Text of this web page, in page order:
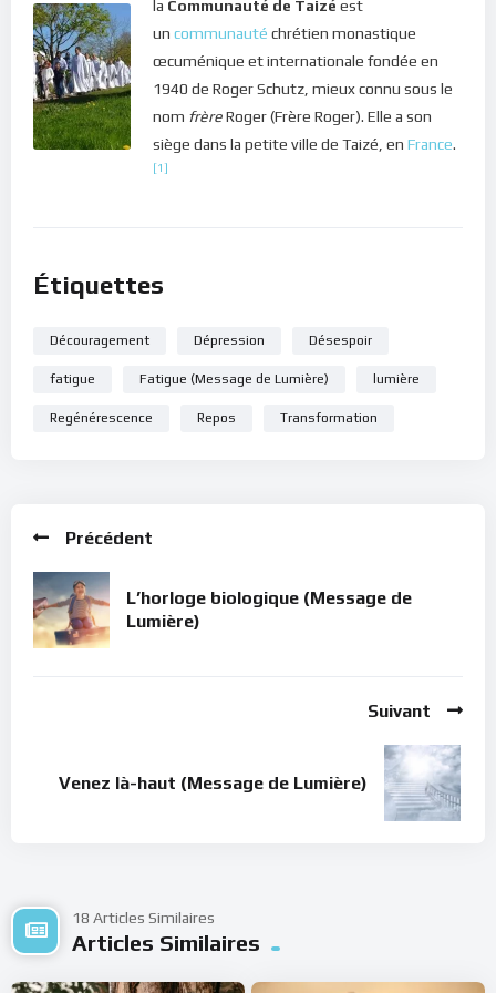
apprendre à te détacher du but, de la destination, des
attentes afin de te centrer sur l’essentiel : l’instant présent.
C’est ici et maintenant que tu trouveras les ressources
nécessaires pour ton voyage. Si tu es fatigué, assoiffé ou
affamé, c’est là, dans le moment présent, que tu pourras te
désaltérer et te laisser transformer par la lumière véritable !
la Communauté de Taizé est
un communauté chrétien monastique
œcuménique et internationale fondée en
1940 de Roger Schutz, mieux connu sous le
nom frèreRoger (Frère Roger). Elle a son
siège dans la petite ville de Taizé, en France.
[1]
Étiquettes
Découragement Dépression Désespoir
fatigue Fatigue (Message de Lumière) lumière
Regénérescence Repos Transformation
Précédent
L’horloge biologique (Message de
Lumière)
Suivant
Venez là-haut (Message de Lumière)
18 Articles Similaires
Articles Similaires